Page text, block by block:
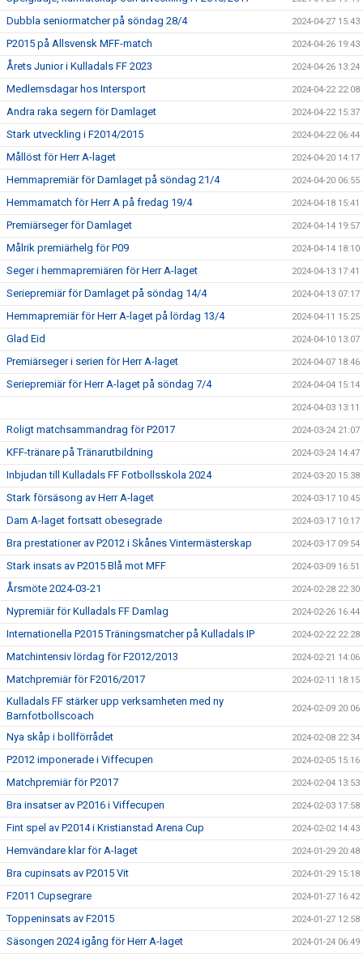
Dubbla seniormatcher på söndag 28/4 2024-04-27 15:43
P2015 på Allsvensk MFF-match 2024-04-26 19:43
Årets Junior i Kulladals FF 2023 2024-04-26 13:24
Medlemsdagar hos Intersport 2024-04-22 22:08
Andra raka segern för Damlaget 2024-04-22 15:37
Stark utveckling i F2014/2015 2024-04-22 06:44
Mållöst för Herr A-laget 2024-04-20 14:17
Hemmapremiär för Damlaget på söndag 21/4 2024-04-20 06:55
Hemmamatch för Herr A på fredag 19/4 2024-04-18 15:41
Premiärseger för Damlaget 2024-04-14 19:57
Målrik premiärhelg för P09 2024-04-14 18:10
Seger i hemmapremiären för Herr A-laget 2024-04-13 17:41
Seriepremiär för Damlaget på söndag 14/4 2024-04-13 07:17
Hemmapremiär för Herr A-laget på lördag 13/4 2024-04-11 15:25
Glad Eid 2024-04-10 13:07
Premiärseger i serien för Herr A-laget 2024-04-07 18:46
Seriepremiär för Herr A-laget på söndag 7/4 2024-04-04 15:14
2024-04-03 13:11
Roligt matchsammandrag för P2017 2024-03-24 21:07
KFF-tränare på Tränarutbildning 2024-03-24 14:47
Inbjudan till Kulladals FF Fotbollsskola 2024 2024-03-20 15:38
Stark försäsong av Herr A-laget 2024-03-17 10:45
Dam A-laget fortsatt obesegrade 2024-03-17 10:17
Bra prestationer av P2012 i Skånes Vintermästerskap 2024-03-17 09:54
Stark insats av P2015 Blå mot MFF 2024-03-09 16:51
Årsmöte 2024-03-21 2024-02-28 22:30
Nypremiär för Kulladals FF Damlag 2024-02-26 16:44
Internationella P2015 Träningsmatcher på Kulladals IP 2024-02-22 22:28
Matchintensiv lördag för F2012/2013 2024-02-21 14:06
Matchpremiär för F2016/2017 2024-02-11 18:15
Kulladals FF stärker upp verksamheten med ny
Barnfotbollscoach
2024-02-09 20:06
Nya skåp i bollförrådet 2024-02-08 22:34
P2012 imponerade i Viffecupen 2024-02-05 15:16
Matchpremiär för P2017 2024-02-04 13:53
Bra insatser av P2016 i Viffecupen 2024-02-03 17:58
Fint spel av P2014 i Kristianstad Arena Cup 2024-02-02 14:43
Hemvändare klar för A-laget 2024-01-29 20:48
Bra cupinsats av P2015 Vit 2024-01-29 15:18
F2011 Cupsegrare 2024-01-27 16:42
Toppeninsats av F2015 2024-01-27 12:58
Säsongen 2024 igång för Herr A-laget 2024-01-24 06:49